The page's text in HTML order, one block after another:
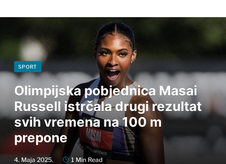
SPORT
Olimpijska pobjednica Masai
Russell istrčala drugi rezultat
svih vremena na 100 m
prepone
4. Maja 2025. 1 Min Read